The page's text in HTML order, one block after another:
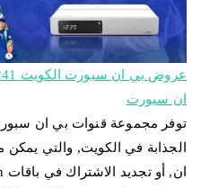
ان سبورت
الجذابة في الكويت, والتي يمكن